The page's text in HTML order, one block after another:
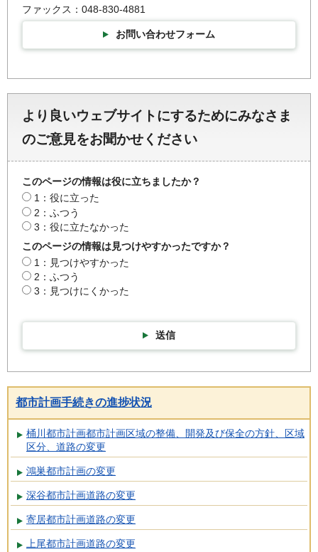
ファックス：048-830-4881
お問い合わせフォーム
より良いウェブサイトにするためにみなさま
のご意見をお聞かせください
このページの情報は役に立ちましたか？
1：役に立った
2：ふつう
3：役に立たなかった
このページの情報は見つけやすかったですか？
1：見つけやすかった
2：ふつう
3：見つけにくかった
送信
都市計画手続きの進捗状況
桶川都市計画都市計画区域の整備、開発及び保全の方針、区域
区分、道路の変更
鴻巣都市計画の変更
深谷都市計画道路の変更
寄居都市計画道路の変更
上尾都市計画道路の変更